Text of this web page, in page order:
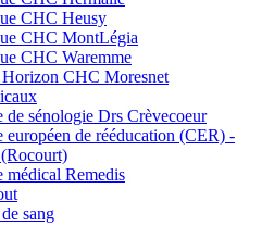
CHC Heusy
CHC MontLégia
CHC Waremme
CHC Moresnet
de sénologie Drs Crèvecoeur
européen de rééducation (CER) -
médical Remedis
sang